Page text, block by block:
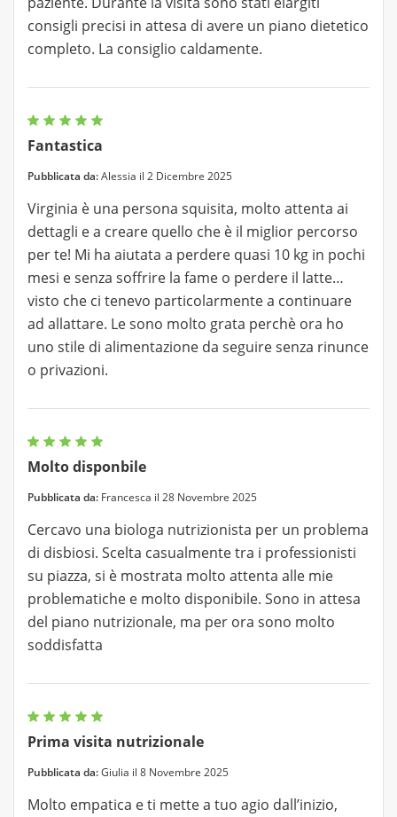
consigli precisi in attesa di avere un piano dietetico
completo. La consiglio caldamente.
Fantastica
Pubblicata da:Alessia il 2 Dicembre 2025
Virginia è una persona squisita, molto attenta ai
dettagli e a creare quello che è il miglior percorso
per te! Mi ha aiutata a perdere quasi 10 kg in pochi
mesi e senza soffrire la fame o perdere il latte…
visto che ci tenevo particolarmente a continuare
ad allattare. Le sono molto grata perchè ora ho
uno stile di alimentazione da seguire senza rinunce
o privazioni.
Molto disponbile
Pubblicata da: Francesca il 28 Novembre 2025
Cercavo una biologa nutrizionista per un problema
di disbiosi. Scelta casualmente tra i professionisti
su piazza, si è mostrata molto attenta alle mie
problematiche e molto disponibile. Sono in attesa
del piano nutrizionale, ma per ora sono molto
soddisfatta
Prima visita nutrizionale
Pubblicata da:Giulia il 8 Novembre 2025
Molto empatica e ti mette a tuo agio dall’inizio,